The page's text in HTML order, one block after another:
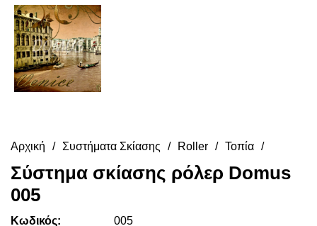
Αρχική Συστήματα Σκίασης Roller Τοπία
Σύστημα σκίασης ρόλερ Domus
005
Κωδικός:
005